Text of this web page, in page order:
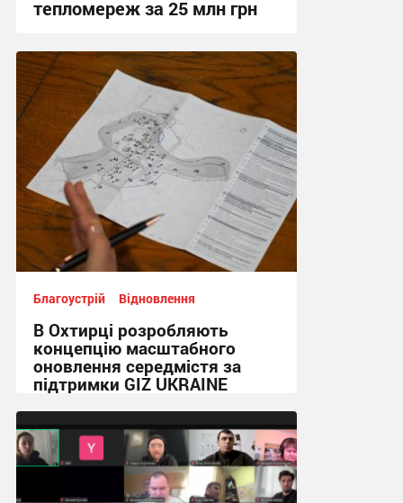
тепломереж за 25 млн грн
20:59, 25.07.2026
Благоустрій Відновлення
В Охтирці розробляють
концепцію масштабного
оновлення середмістя за
підтримки GIZ UKRAINE
08:58, 22.07.2026